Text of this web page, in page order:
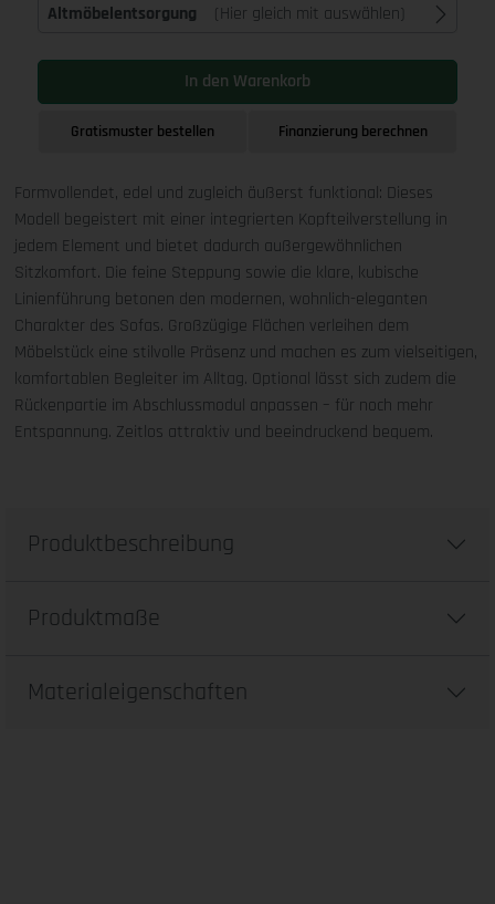
Altmöbelentsorgung (Hier gleich mit auswählen)
In den Warenkorb
Gratismuster bestellen Finanzierung berechnen
Formvollendet, edel und zugleich äußerst funktional: Dieses
Modell begeistert mit einer integrierten Kopfteilverstellung in
jedem Element und bietet dadurch außergewöhnlichen
Sitzkomfort. Die feine Steppung sowie die klare, kubische
Linienführung betonen den modernen, wohnlich-eleganten
Charakter des Sofas. Großzügige Flächen verleihen dem
Möbelstück eine stilvolle Präsenz und machen es zum vielseitigen,
komfortablen Begleiter im Alltag. Optional lässt sich zudem die
Rückenpartie im Abschlussmodul anpassen – für noch mehr
Entspannung. Zeitlos attraktiv und beeindruckend bequem.
Produktbeschreibung
Produktmaße
Materialeigenschaften